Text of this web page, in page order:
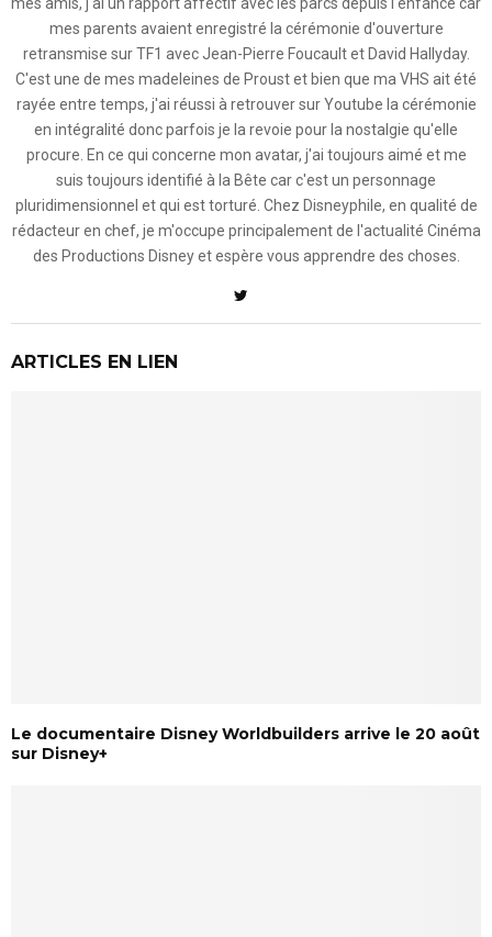
mes parents avaient enregistré la cérémonie d'ouverture
retransmise sur TF1 avec Jean-Pierre Foucault et David Hallyday.
C'est une de mes madeleines de Proust et bien que ma VHS ait été
rayée entre temps, j'ai réussi à retrouver sur Youtube la cérémonie
en intégralité donc parfois je la revoie pour la nostalgie qu'elle
procure. En ce qui concerne mon avatar, j'ai toujours aimé et me
suis toujours identifié à la Bête car c'est un personnage
pluridimensionnel et qui est torturé. Chez Disneyphile, en qualité de
rédacteur en chef, je m'occupe principalement de l'actualité Cinéma
des Productions Disney et espère vous apprendre des choses.
ARTICLES EN LIEN
Le documentaire Disney Worldbuilders arrive le 20 août
sur Disney+